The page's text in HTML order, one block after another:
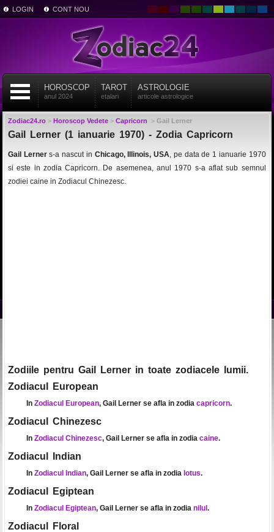
LOGIN CONT NOU
HOROSCOP
anul 2024
TAROT
etalari
ASTROLOGIE
articole astrologice
Zodiac24.ro> Horoscop Vedete> Capricorn > Gail Lerner
Gail Lerner (1 ianuarie 1970) - Zodia Capricorn
Gail Lerners-a nascut in Chicago, Illinois, USA, pe data de 1 ianuarie 1970
si este in zodia Capricorn. De asemenea, anul 1970 s-a aflat sub semnul
zodiei caine in Zodiacul Chinezesc.
Zodiile pentru Gail Lerner in toate zodiacele lumii.
Zodiacul European
In Zodiacul European, Gail Lerner se afla in zodia capricorn.
Zodiacul Chinezesc
In Zodiacul Chinezesc, Gail Lerner se afla in zodia caine.
Zodiacul Indian
In Zodiacul Indian, Gail Lerner se afla in zodia lotus.
Zodiacul Egiptean
In Zodiacul Egiptean, Gail Lerner se afla in zodia nilul .
Zodiacul Floral